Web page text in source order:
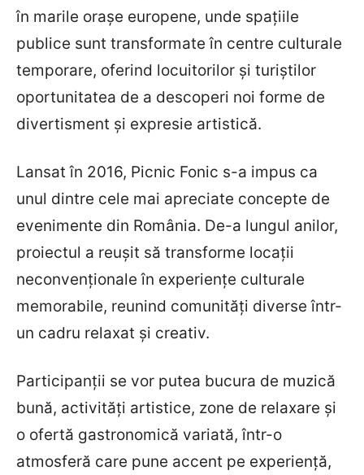
în marile orașe europene, unde spațiile
publice sunt transformate în centre culturale
temporare, oferind locuitorilor și turiștilor
oportunitatea de a descoperi noi forme de
divertisment și expresie artistică.
Lansat în 2016, Picnic Fonic s-a impus ca
unul dintre cele mai apreciate concepte de
evenimente din România. De-a lungul anilor,
proiectul a reușit să transforme locații
neconvenționale în experiențe culturale
memorabile, reunind comunități diverse într-
un cadru relaxat și creativ.
Participanții se vor putea bucura de muzică
bună, activități artistice, zone de relaxare și
o ofertă gastronomică variată, într-o
atmosferă care pune accent pe experiență,